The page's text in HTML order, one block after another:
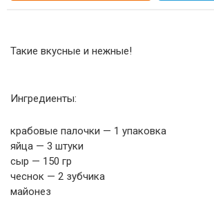
Такие вкусные и нежные!
Ингредиенты:
крабовые палочки — 1 упаковка
яйца — 3 штуки
сыр — 150 гр
чеснок — 2 зубчика
майонез